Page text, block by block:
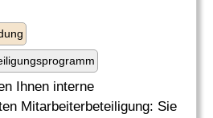
Ihnen interne
Mitarbeiterbeteiligung: Sie